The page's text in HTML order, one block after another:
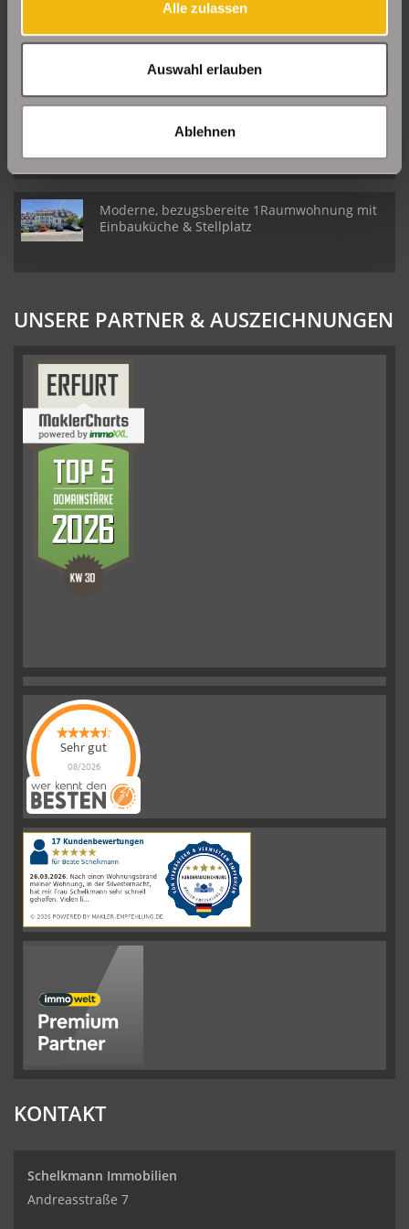
Alle zulassen
Auswahl erlauben
Ablehnen
Daberstedt
Erfurt Daberstedt
Moderne, bezugsbereite 1Raumwohnung mit
Einbauküche & Stellplatz
UNSERE PARTNER & AUSZEICHNUNGEN
Sehr gut
08/2026
Schelkmann
Immobilienhat
|110Schelkmann
ImmobilienBewertungen
auf
werkenntdenBESTEN.de
KONTAKT
Schelkmann Immobilien
Andreasstraße 7